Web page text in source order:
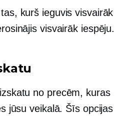
kurš ieguvis visvairāk
visvairāk iespēju.
no precēm, kuras
jūsu veikalā. Šīs opcijas